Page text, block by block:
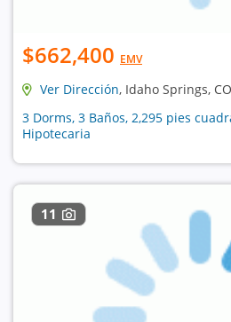
$662,400 EMV
Ver Dirección, Idaho Springs,
3 Dorms, 3 Baños, 2,295 pies
Hipotecaria
11